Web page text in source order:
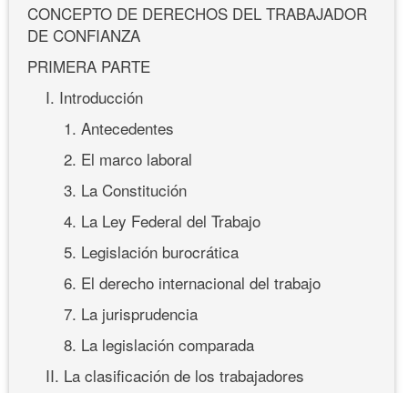
CONCEPTO DE DERECHOS DEL TRABAJADOR
DE CONFIANZA
PRIMERA PARTE
I. Introducción
1. Antecedentes
2. El marco laboral
3. La Constitución
4. La Ley Federal del Trabajo
5. Legislación burocrática
6. El derecho internacional del trabajo
7. La jurisprudencia
8. La legislación comparada
II. La clasificación de los trabajadores